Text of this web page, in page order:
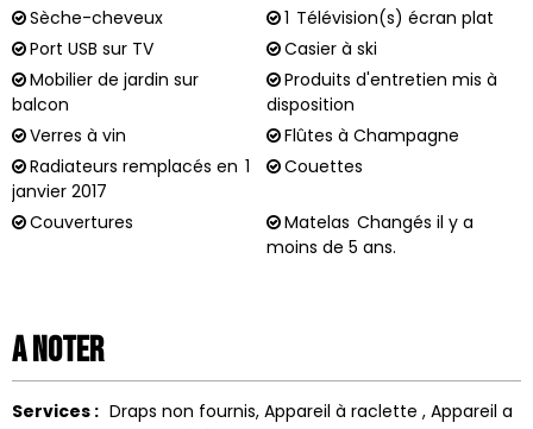
Sèche-cheveux
1 Télévision(s) écran plat
Port USB sur TV
Casier à ski
Mobilier de jardin sur
balcon
Produits d'entretien mis à
disposition
Verres à vin
Flûtes à Champagne
Radiateurs remplacés en 1
janvier 2017
Couettes
Couvertures Matelas Changés il y a
moins de 5 ans.
A noter
Services : Draps non fournis Appareil à raclette Appareil a